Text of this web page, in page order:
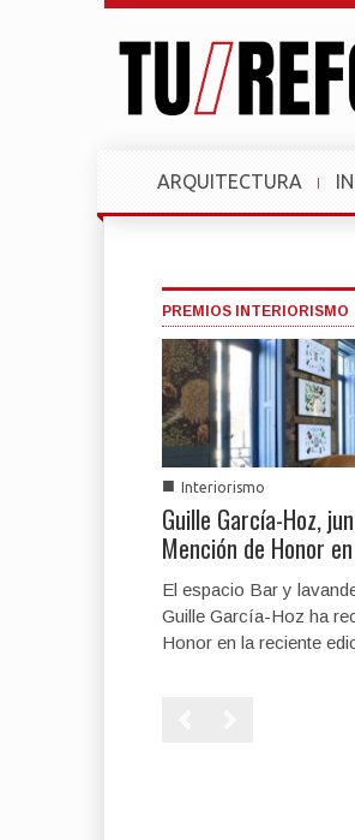
ARQUITECTURA
PREMIOS INTERIORISMO
■ Interiorismo
Guille García-Hoz,
Mención de Honor
El espacio Bar y
Guille García-Hoz ha
Honor en la reciente